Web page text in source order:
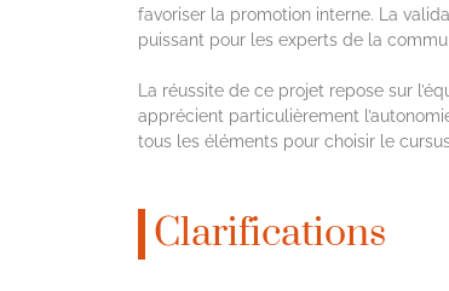
favoriser la promotion interne. La
puissant pour les experts de la
La réussite de ce projet repose sur
apprécient particulièrement
tous les éléments pour choisir le
Clarifications